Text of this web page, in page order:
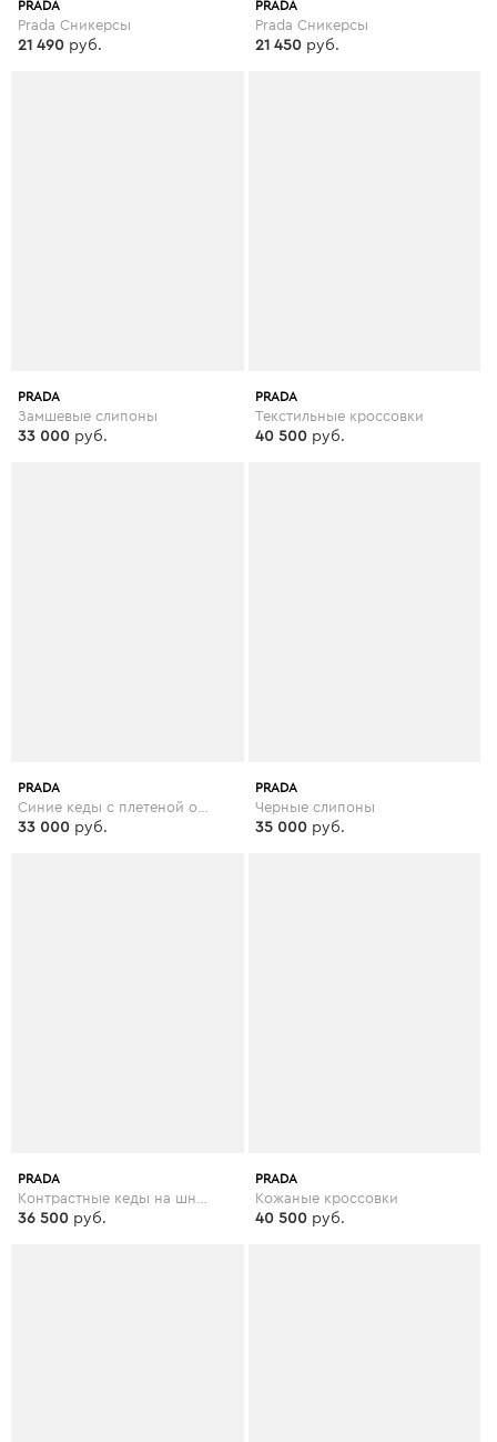
PRADA
Prada Сникерсы
21 490 руб.
PRADA
Prada Сникерсы
21 450 руб.
PRADA
Замшевые слипоны
33 000 руб.
PRADA
Текстильные кроссовки
40 500 руб.
PRADA
33 000 руб.
PRADA
Черные слипоны
35 000 руб.
PRADA
36 500 руб.
PRADA
Кожаные кроссовки
40 500 руб.